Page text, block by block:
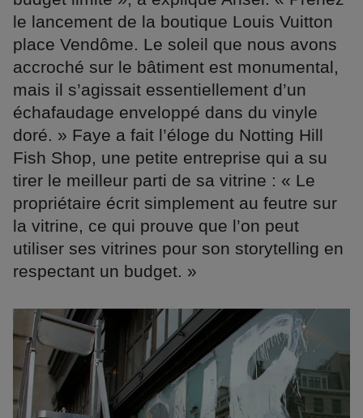
le lancement de la boutique Louis Vuitton
place Vendôme. Le soleil que nous avons
accroché sur le bâtiment est monumental,
mais il s’agissait essentiellement d’un
échafaudage enveloppé dans du vinyle
doré. » Faye a fait l’éloge du Notting Hill
Fish Shop, une petite entreprise qui a su
tirer le meilleur parti de sa vitrine : « Le
propriétaire écrit simplement au feutre sur
la vitrine, ce qui prouve que l’on peut
utiliser ses vitrines pour son storytelling en
respectant un budget. »